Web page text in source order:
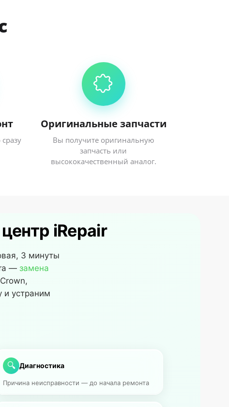
Оригинальные запчасти
Вы получите оригинальную
запчасть или
высококачественный аналог.
iRepair
3 минуты
— замена
и устраним
🔍 Диагностика
Причина неисправности — до начала ремонта